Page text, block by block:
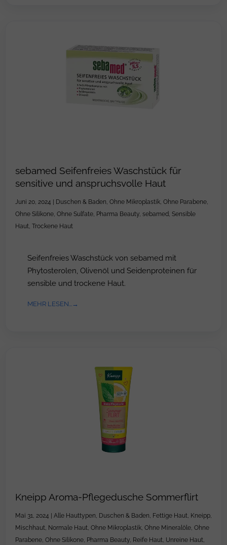
sebamed Seifenfreies Waschstück für
sensitive und anspruchsvolle Haut
Juni 20, 2024 Duschen & Baden, Ohne Mikroplastik, Ohne Parabene,
Ohne Silikone, Ohne Sulfate, Pharma Beauty, sebamed, Sensible
Haut, Trockene Haut
Seifenfreies Waschstück von sebamed mit
Phytosterolen, Olivenöl und Seidenproteinen für
sensible und trockene Haut.
MEHR LESEN...
Kneipp Aroma-Pflegedusche Sommerflirt
Mai 31, 2024 | Alle Hauttypen Duschen & Baden Fettige Haut Kneipp
Mischhaut Normale Haut Ohne Mikroplastik Ohne Mineralöle Ohne
Parabene Ohne Silikone Pharma Beauty Reife Haut Unreine Haut